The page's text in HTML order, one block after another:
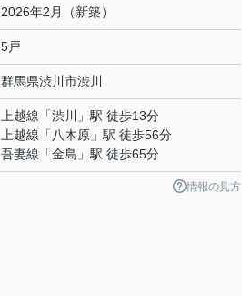
2026年2月（新築）
5戸
群馬県渋川市渋川
上越線 「渋川
」駅 徒歩13分
上越線 「 八木原 」駅 徒歩56分
吾妻線 「金島 」駅 徒歩65分
情報の見方